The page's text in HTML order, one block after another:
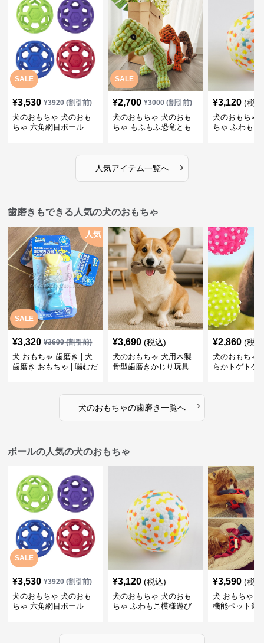
SALE
¥3,530 ¥3920(割引前)
犬のおもちゃ 犬のおも
ちゃ 六角網目ボール
SALE
¥2,700 ¥3000(割引前)
犬のおもちゃ 犬のおも
ちゃ もふもふ恐竜とも
¥3,120 (税
犬のおもちゃ
ちゃ ふわもこ
人気アイテム一覧へ ›
歯磨きもできる人気の犬のおもちゃ
SALE
人気
¥3,320 ¥3690(割引前)
犬 おもちゃ 歯磨き | 犬
歯磨き おもちゃ | 噛むだ
¥3,690 (税込)
犬のおもちゃ 犬用木製
骨型歯磨きかじり玩具
¥2,860 (税
犬のおもちゃ
らかトゲトゲ
犬のおもちゃの歯磨き一覧へ ›
ボールの人気の犬のおもちゃ
SALE
¥3,530 ¥3920(割引前)
犬のおもちゃ 犬のおも
ちゃ 六角網目ボール
¥3,120 (税込)
犬のおもちゃ 犬のおも
ちゃ ふわもこ模様遊び
¥3,590 (税
犬 おもちゃ
機能ペット遊